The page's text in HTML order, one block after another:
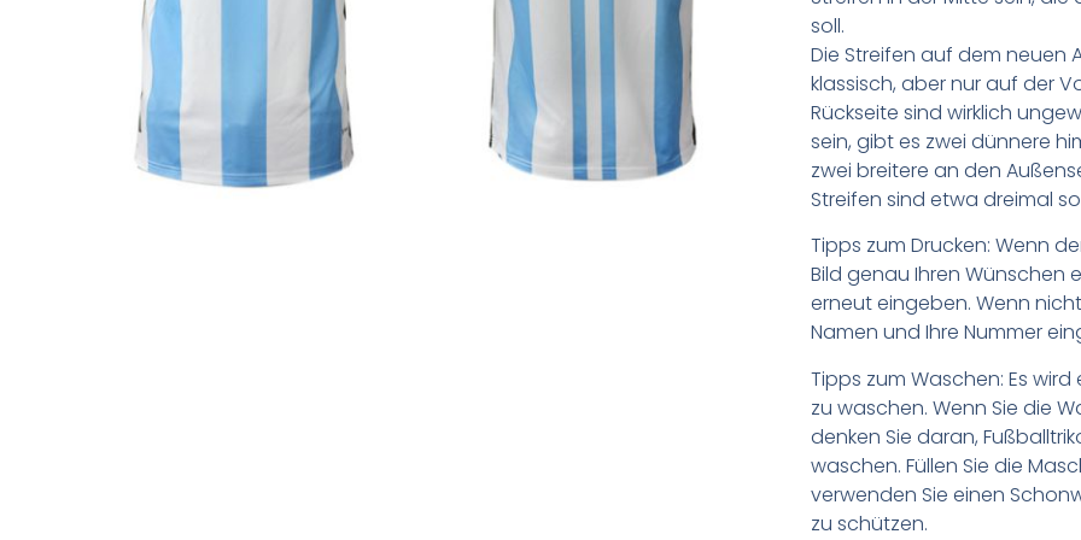
soll.
Die Streifen auf dem neuen
klassisch, aber nur auf der
Rückseite sind wirklich
sein, gibt es zwei dünnere
zwei breitere an den
Streifen sind etwa dreimal
Tipps zum Drucken: Wenn
Bild genau Ihren Wünschen
erneut eingeben. Wenn
Namen und Ihre Nummer
Tipps zum Waschen: Es
zu waschen. Wenn Sie die
denken Sie daran,
waschen. Füllen Sie die
verwenden Sie einen
zu schützen.